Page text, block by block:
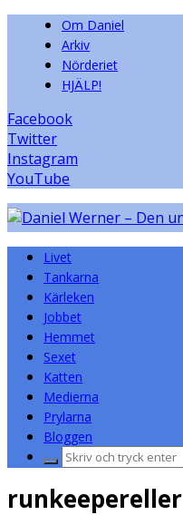
Om Daniel
Arkiv
Nörderiet
HJÄLP!
Facebook
Twitter
Instagram
YouTube
Livet
Tankarna
Kärleken
Jobbet
Hemmet
Sexet
Katten
Medierna
Prylarna
Bloggen
Sök
runkeepereller